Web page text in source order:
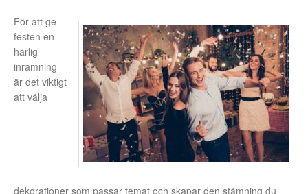
För att ge
festen en
härlig
inramning
är det viktigt
att välja
dekorationer som passar temat och skapar den stämning du